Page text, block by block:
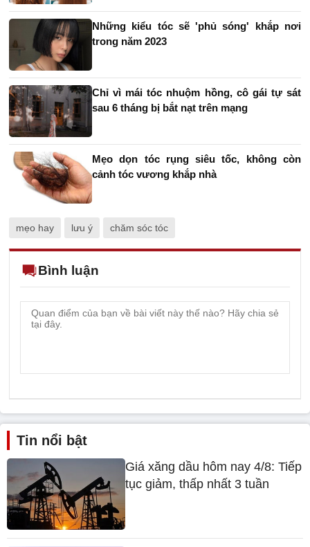
Những kiểu tóc sẽ 'phủ sóng' khắp nơi
trong năm 2023
Chỉ vì mái tóc nhuộm hồng, cô gái tự sát
sau 6 tháng bị bắt nạt trên mạng
Mẹo dọn tóc rụng siêu tốc, không còn
cảnh tóc vương khắp nhà
mẹo hay lưu ý chăm sóc tóc
Bình luận
Tin nổi bật
Giá xăng dầu hôm nay 4/8: Tiếp
tục giảm, thấp nhất 3 tuần